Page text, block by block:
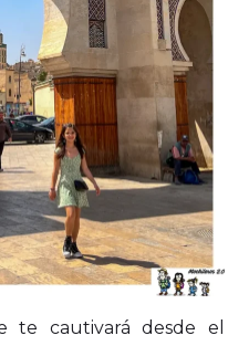
te cautivará desde el